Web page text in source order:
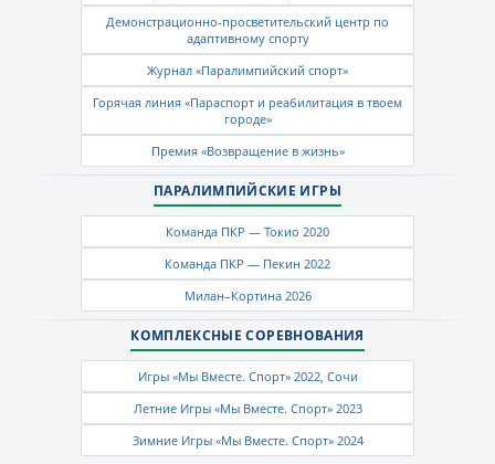
Демонстрационно-просветительский центр по
адаптивному спорту
Журнал «Паралимпийский спорт»
Горячая линия «Параспорт и реабилитация в твоем
городе»
Премия «Возвращение в жизнь»
ПАРАЛИМПИЙСКИЕ ИГРЫ
Команда ПКР — Токио 2020
Команда ПКР — Пекин 2022
Милан–Кортина 2026
КОМПЛЕКСНЫЕ СОРЕВНОВАНИЯ
Игры «Мы Вместе. Спорт» 2022, Сочи
Летние Игры «Мы Вместе. Спорт» 2023
Зимние Игры «Мы Вместе. Спорт» 2024